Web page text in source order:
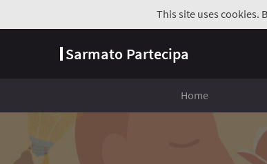
This site uses cookies.
Sarmato Partecipa
Home